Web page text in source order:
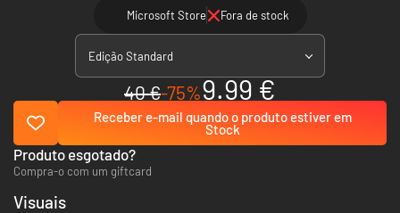
Microsoft Store Fora de stock
Edição Standard
40 €-75%9.99 €
Receber e-mail quando o produto estiver em
Stock
Produto esgotado?
Compra-o com um giftcard
Visuais